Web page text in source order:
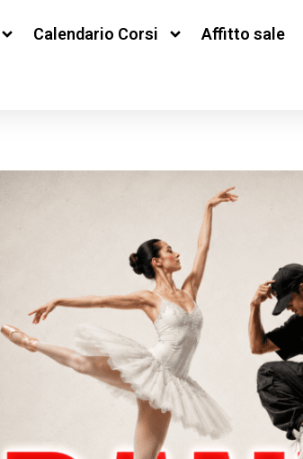
Calendario Corsi Affitto sale